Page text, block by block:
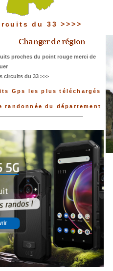
du 33 >>>>
proches du point rouge merci de
circuits du 33 >>>
Gps les plus téléchargés
du département